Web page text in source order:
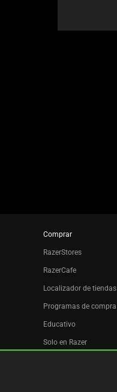
or
Comprar
RazerStores
RazerCafe
Localizador de tiendas
Programas de compra
Educativo
Solo en Razer